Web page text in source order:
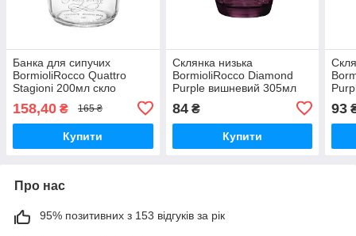
Банка для сипучих
BormioliRocco Quattro
Stagioni 200мл скло
(354757MDE121990 BR)
158,40 ₴ 165 ₴
Купити
Склянка низька
BormioliRocco Diamond
Purple вишневий 305мл
84₴
Купити
93
Про нас
95% позитивних з 153 відгуків за рік